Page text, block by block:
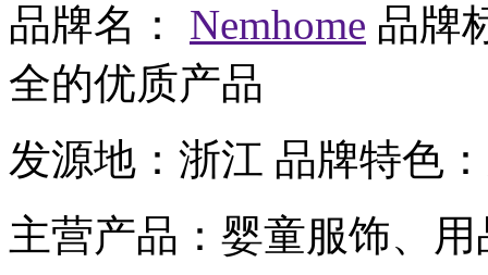
品牌名： Nemhome 品牌
全的优质产品
发源地： 浙江 品牌特色：
主营产品： 婴童服饰、